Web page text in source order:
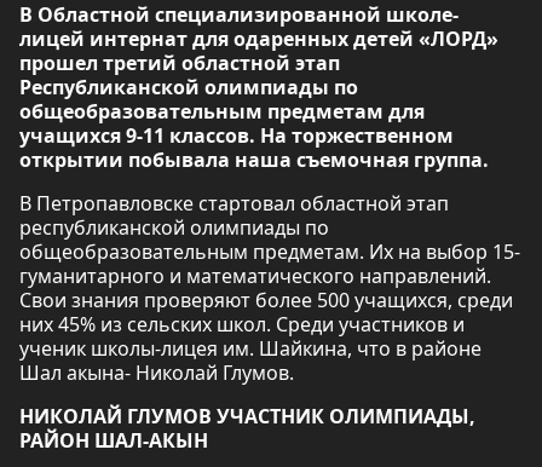
В Областной специализированной школе-
лицей интернат для одаренных детей «ЛОРД»
прошел третий областной этап
Республиканской олимпиады по
общеобразовательным предметам для
учащихся 9-11 классов. На торжественном
открытии побывала наша съемочная группа.
В Петропавловске стартовал областной этап
республиканской олимпиады по
общеобразовательным предметам. Их на выбор 15-
гуманитарного и математического направлений.
Свои знания проверяют более 500 учащихся, среди
них 45% из сельских школ. Среди участников и
ученик школы-лицея им. Шайкина, что в районе
Шал акына- Николай Глумов.
НИКОЛАЙ ГЛУМОВ УЧАСТНИК ОЛИМПИАДЫ,
РАЙОН ШАЛ-АКЫН